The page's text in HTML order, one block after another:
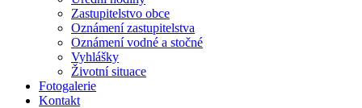
Zastupitelstvo obce
Oznámení zastupitelstva
Oznámení vodné a stočné
Vyhlášky
Životní situace
Fotogalerie
Kontakt